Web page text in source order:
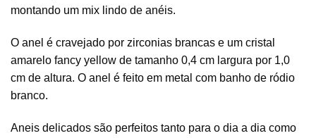
montando um mix lindo de anéis.
O anel é cravejado por zirconias brancas e um cristal
amarelo fancy yellow de tamanho 0,4 cm largura por 1,0
cm de altura. O anel é feito em metal com banho de ródio
branco.
Aneis delicados são perfeitos tanto para o dia a dia como